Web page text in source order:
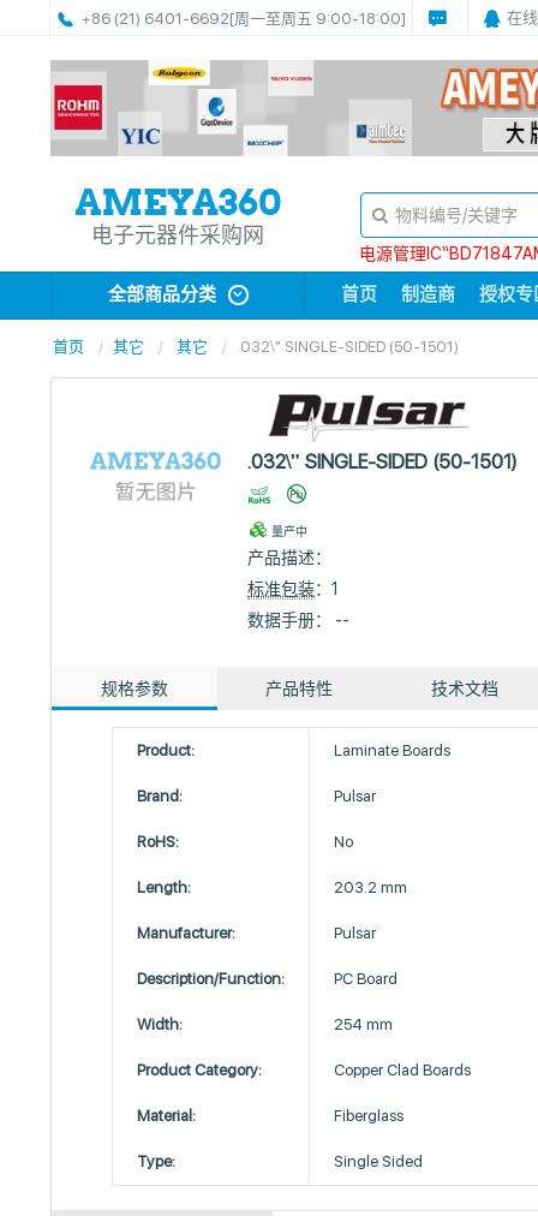
+86 (21) 6401-6692[周一至周五 9:00-18:00] 在
电子元器件采购网
电源管理
全部商品分类 首页 制造商 授权专
首页 其它 其它 .032\" SINGLE-SIDED (50-1501)
.032\" SINGLE-SIDED (50-1501)
量产中
产品描述：
标准包装：1
数据手册： --
规格参数 产品特性 技术文档
Product: Laminate Boards
Brand: Pulsar
RoHS: No
Length: 203.2 mm
Manufacturer: Pulsar
Description/Function: PC Board
Width: 254 mm
Product Category: Copper Clad Boards
Material: Fiberglass
Type: Single Sided